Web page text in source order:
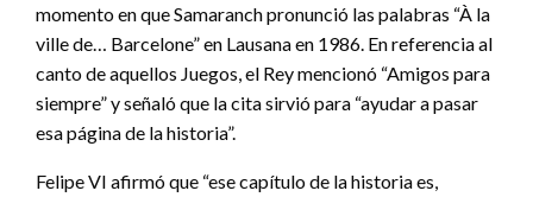
momento en que Samaranch pronunció las palabras “À la
ville de… Barcelone” en Lausana en 1986. En referencia al
canto de aquellos Juegos, el Rey mencionó “Amigos para
siempre” y señaló que la cita sirvió para “ayudar a pasar
esa página de la historia”.
Felipe VI afirmó que “ese capítulo de la historia es,